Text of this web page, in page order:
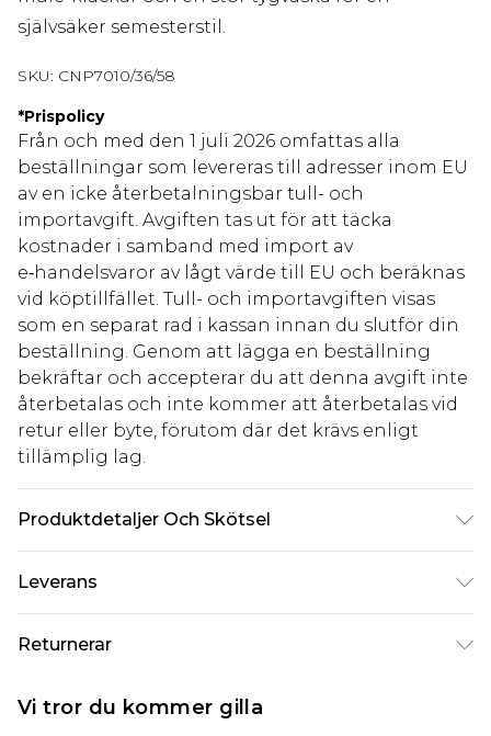
självsäker semesterstil.
SKU: CNP7010/36/58
*Prispolicy
Från och med den 1 juli 2026 omfattas alla
beställningar som levereras till adresser inom EU
av en icke återbetalningsbar tull- och
importavgift. Avgiften tas ut för att täcka
kostnader i samband med import av
e‑handelsvaror av lågt värde till EU och beräknas
vid köptillfället. Tull- och importavgiften visas
som en separat rad i kassan innan du slutför din
beställning. Genom att lägga en beställning
bekräftar och accepterar du att denna avgift inte
återbetalas och inte kommer att återbetalas vid
retur eller byte, förutom där det krävs enligt
tillämplig lag.
Produktdetaljer Och Skötsel
Leverans
Standardleverans Sverige
kr80
Expressleverans Sverige
Returnerar
på dig att skicka tillbaka något från den dag du
Vi tror du kommer gilla